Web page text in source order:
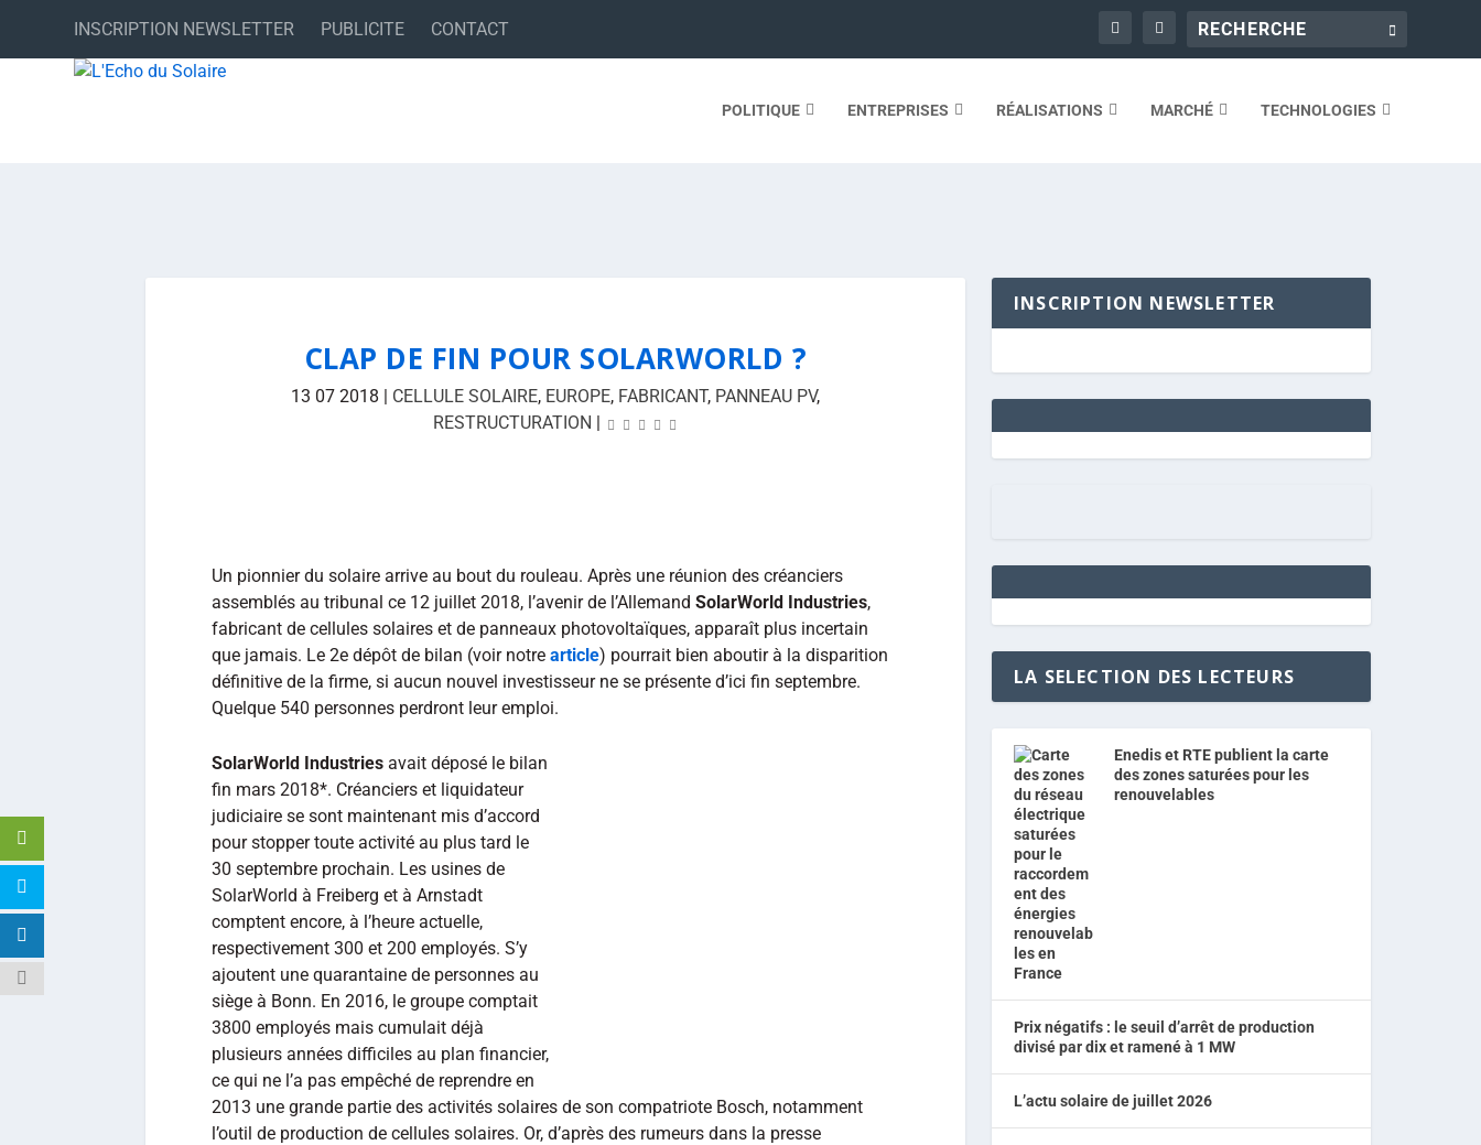
INSCRIPTION NEWSLETTER PUBLICITE CONTACT
POLITIQUE ENTREPRISES RÉALISATIONS MARCHÉ TECHNOLOGIES
CLAP DE FIN POUR SOLARWORLD ?
13 07 2018 | CELLULE SOLAIRE, EUROPE, FABRICANT, PANNEAU PV,
RESTRUCTURATION |
Un pionnier du solaire arrive au bout du rouleau. Après une réunion des créanciers
assemblés au tribunal ce 12 juillet 2018, l’avenir de l’Allemand SolarWorld Industries,
fabricant de cellules solaires et de panneaux photovoltaïques, apparaît plus incertain
que jamais. Le 2e dépôt de bilan (voir notre article) pourrait bien aboutir à la disparition
définitive de la firme, si aucun nouvel investisseur ne se présente d’ici fin septembre.
Quelque 540 personnes perdront leur emploi.
SolarWorld Industries avait déposé le bilan
fin mars 2018*. Créanciers et liquidateur
judiciaire se sont maintenant mis d’accord
pour stopper toute activité au plus tard le
30 septembre prochain. Les usines de
SolarWorld à Freiberg et à Arnstadt
comptent encore, à l’heure actuelle,
respectivement 300 et 200 employés. S’y
ajoutent une quarantaine de personnes au
siège à Bonn. En 2016, le groupe comptait
3800 employés mais cumulait déjà
plusieurs années difficiles au plan financier,
ce qui ne l’a pas empêché de reprendre en
2013 une grande partie des activités solaires de son compatriote Bosch, notamment
l’outil de production de cellules solaires. Or, d’après des rumeurs dans la presse
INSCRIPTION NEWSLETTER
LA SELECTION DES LECTEURS
Enedis et RTE publient la carte
des zones saturées pour les
renouvelables
Prix négatifs : le seuil d’arrêt de production
divisé par dix et ramené à 1 MW
L’actu solaire de juillet 2026